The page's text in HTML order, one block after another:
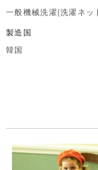
一般機械洗濯(洗濯ネッ
製造国
韓国